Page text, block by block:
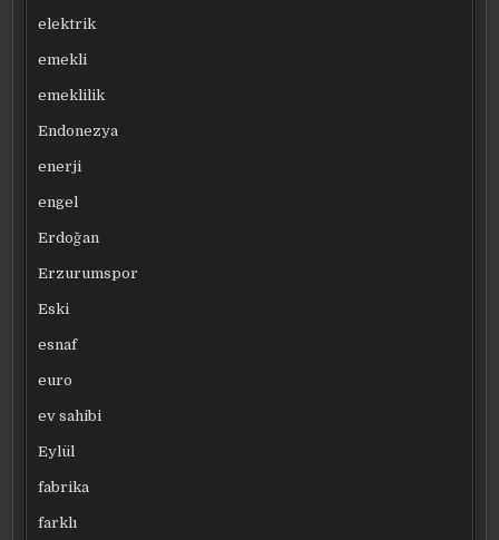
elektrik
emekli
emeklilik
Endonezya
enerji
engel
Erdoğan
Erzurumspor
Eski
esnaf
euro
ev sahibi
Eylül
fabrika
farklı